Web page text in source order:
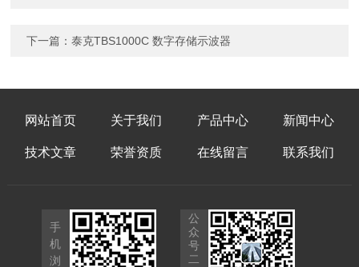
下一篇：泰克TBS1000C 数字存储示波器
网站首页 关于我们 产品中心 新闻中心
技术文章 荣誉资质 在线留言 联系我们
手
机
浏
公
众
号
二